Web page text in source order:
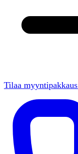
Tilaa myyntipakkaus